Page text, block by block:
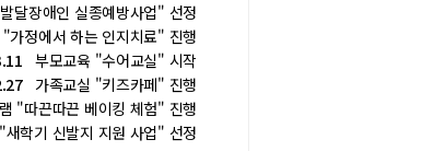
달장애인 실종예방사업" 선정
가정에서 하는 인지치료" 진행
부모교육 "수어교실" 시작
가족교실 "키즈카페" 진행
"따끈따끈 베이킹 체험" 진행
학기 신발지 지원 사업" 선정